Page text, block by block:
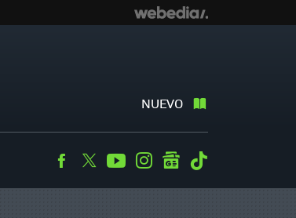
NUEVO
Facebook
TwitterYoutubeInstagramgooglenews